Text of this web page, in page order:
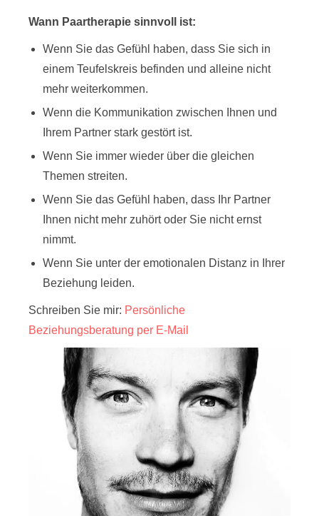
Wann Paartherapie sinnvoll ist:
Wenn Sie das Gefühl haben, dass Sie sich in
einem Teufelskreis befinden und alleine nicht
mehr weiterkommen.
Wenn die Kommunikation zwischen Ihnen und
Ihrem Partner stark gestört ist.
Wenn Sie immer wieder über die gleichen
Themen streiten.
Wenn Sie das Gefühl haben, dass Ihr Partner
Ihnen nicht mehr zuhört oder Sie nicht ernst
nimmt.
Wenn Sie unter der emotionalen Distanz in Ihrer
Beziehung leiden.
Schreiben Sie mir: Persönliche
Beziehungsberatung per E-Mail